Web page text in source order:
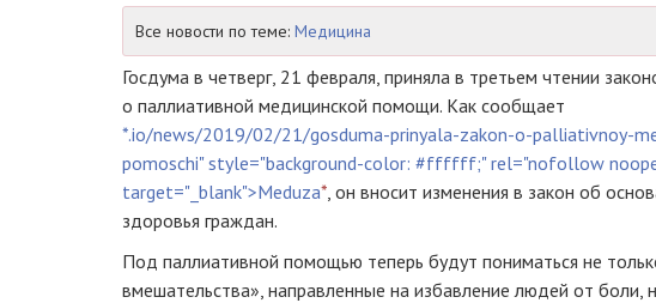
Все новости по теме: Медицина
Госдума в четверг, 21 февраля, приняла в третьем чтении
о паллиативной медицинской помощи. Как сообщает
*.io/news/2019/02/21/gosduma-prinyala-zakon-o-palliativnoy-
pomoschi" style="background-color: #ffffff;" rel="nofollow
target="_blank">Meduza* , он вносит изменения в закон об
здоровья граждан.
Под паллиативной помощью теперь будут пониматься не
вмешательства», направленные на избавление людей от боли,